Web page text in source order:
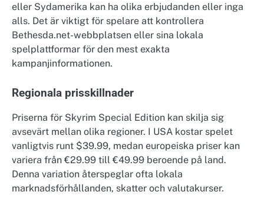
eller Sydamerika kan ha olika erbjudanden eller inga
alls. Det är viktigt för spelare att kontrollera
Bethesda.net-webbplatsen eller sina lokala
spelplattformar för den mest exakta
kampanjinformationen.
Regionala prisskillnader
Priserna för Skyrim Special Edition kan skilja sig
avsevärt mellan olika regioner. I USA kostar spelet
vanligtvis runt $39.99, medan europeiska priser kan
variera från €29.99 till €49.99 beroende på land.
Denna variation återspeglar ofta lokala
marknadsförhållanden, skatter och valutakurser.